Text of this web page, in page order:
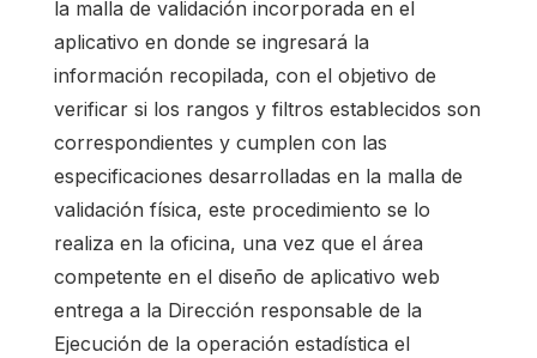
la malla de validación incorporada en el
aplicativo en donde se ingresará la
información recopilada, con el objetivo de
verificar si los rangos y filtros establecidos son
correspondientes y cumplen con las
especificaciones desarrolladas en la malla de
validación física, este procedimiento se lo
realiza en la oficina, una vez que el área
competente en el diseño de aplicativo web
entrega a la Dirección responsable de la
Ejecución de la operación estadística el